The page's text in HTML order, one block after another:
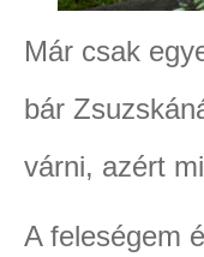
Már csak
bár
várni, azért
A feleségem